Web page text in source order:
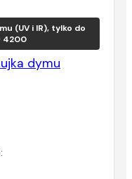
(UV i IR), tylko do
4200
dymu